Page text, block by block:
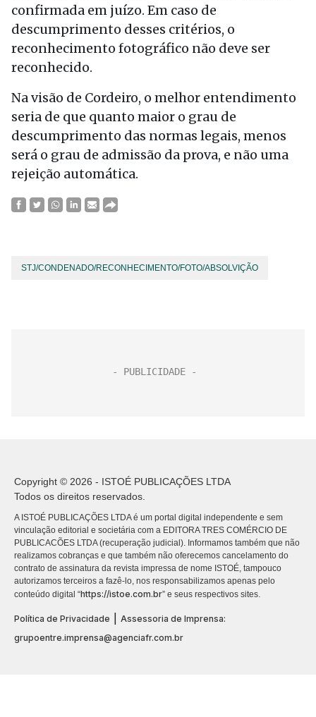
confirmada em juízo. Em caso de
descumprimento desses critérios, o
reconhecimento fotográfico não deve ser
reconhecido.
Na visão de Cordeiro, o melhor entendimento
seria de que quanto maior o grau de
descumprimento das normas legais, menos
será o grau de admissão da prova, e não uma
rejeição automática.
STJ/CONDENADO/RECONHECIMENTO/FOTO/ABSOLVIÇÃO
Copyright © 2026 - ISTOÉ PUBLICAÇÕES LTDA
Todos os direitos reservados.
A ISTOÉ PUBLICAÇÕES LTDA é um portal digital independente e sem
vinculação editorial e societária com a EDITORA TRES COMÉRCIO DE
PUBLICACÕES LTDA (recuperação judicial). Informamos também que não
realizamos cobranças e que também não oferecemos cancelamento do
contrato de assinatura da revista impressa de nome ISTOÉ, tampouco
autorizamos terceiros a fazê-lo, nos responsabilizamos apenas pelo
conteúdo digital “https://istoe.com.br” e seus respectivos sites.
Política de Privacidade
Assessoria de Imprensa:
grupoentre.imprensa@agenciafr.com.br